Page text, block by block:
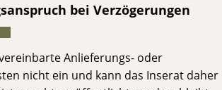
bei Verzögerungen
Anlieferungs- oder
nicht ein und kann das Inserat daher